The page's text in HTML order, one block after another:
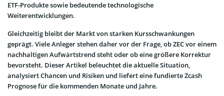
ETF-Produkte sowie bedeutende technologische
Weiterentwicklungen.
Gleichzeitig bleibt der Markt von starken Kursschwankungen
geprägt. Viele Anleger stehen daher vor der Frage, ob ZEC vor einem
nachhaltigen Aufwärtstrend steht oder ob eine größere Korrektur
bevorsteht. Dieser Artikel beleuchtet die aktuelle Situation,
analysiert Chancen und Risiken und liefert eine fundierte Zcash
Prognose für die kommenden Monate und Jahre.